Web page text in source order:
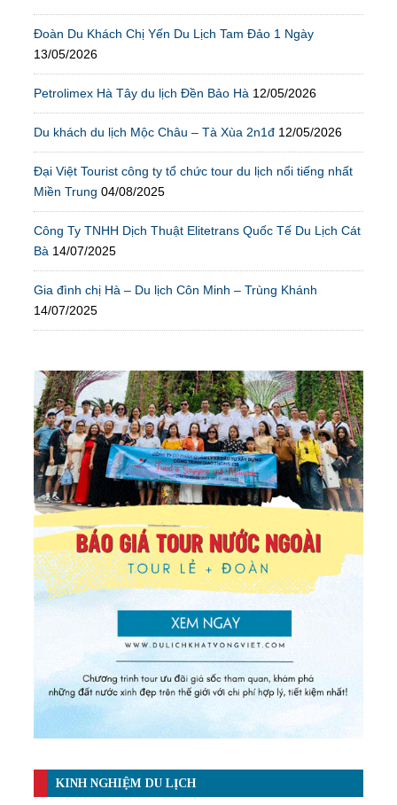
Đoàn Du Khách Chị Yến Du Lịch Tam Đảo 1 Ngày
13/05/2026
Petrolimex Hà Tây du lịch Đền Bảo Hà 12/05/2026
Du khách du lịch Mộc Châu – Tà Xùa 2n1đ 12/05/2026
Đại Việt Tourist công ty tổ chức tour du lịch nổi tiếng nhất
Miền Trung 04/08/2025
Công Ty TNHH Dịch Thuật Elitetrans Quốc Tế Du Lịch Cát
Bà 14/07/2025
Gia đình chị Hà – Du lịch Côn Minh – Trùng Khánh
14/07/2025
KINH NGHIỆM DU LỊCH